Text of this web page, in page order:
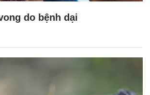
do bệnh dại